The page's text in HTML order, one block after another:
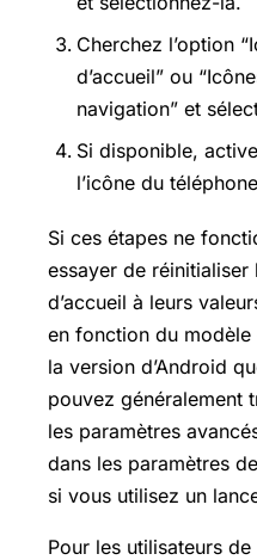
Cherchez l’option
d’accueil” ou
navigation” et
Si disponible,
l’icône du
Si ces étapes ne
essayer de réinitialiser
d’accueil à leurs
en fonction du
la version d’Android
pouvez généralement
les paramètres
dans les paramètres
si vous utilisez un
Pour les utilisateurs